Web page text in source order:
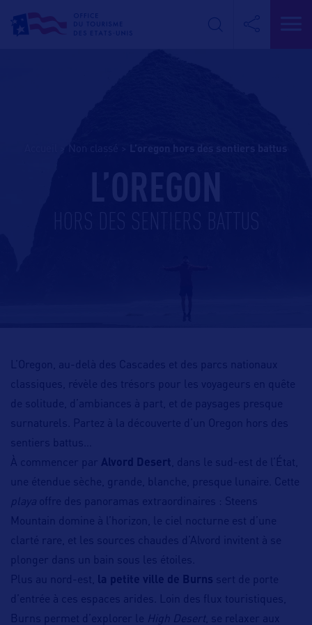
L’Oregon, au-delà des Cascades et des parcs nationaux
classiques, révèle des trésors pour les voyageurs en quête
de solitude, d’ambiances à part, et de paysages presque
surnaturels. Partez à la découverte d’un Oregon hors des
sentiers battus…
À commencer par Alvord Desert
, dans le sud-est de l’État,
une étendue sèche, grande, blanche, presque lunaire. Cette
playa offre des panoramas extraordinaires : Steens
Mountain domine à l’horizon, le ciel nocturne est d’une
clarté rare, et les sources chaudes d’Alvord invitent à se
plonger dans un bain sous les étoiles.
Plus au nord-est,
la petite ville de Burns sert de porte
d’entrée à ces espaces arides. Loin des flux touristiques,
Burns permet d’explorer le High Desert , se relaxer aux